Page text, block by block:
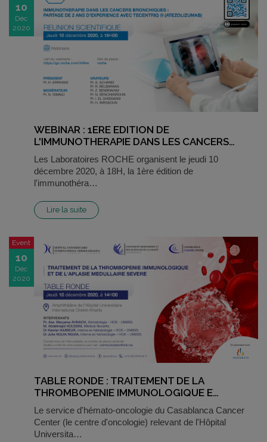
10
Déc
2020
WEBINAR : 1ERE EDITION DE
L'IMMUNOTHERAPIE DANS LES CANCERS…
Les Laboratoires ROCHE organisent le jeudi 10
décembre 2020, à 18H, la 1ère édition de
l'immunothéra…
Lire la suite
Event
10
Déc
2020
TABLE RONDE : TRAITEMENT DE LA
THROMBOPENIE IMMUNOLOGIQUE E…
Le service d'hémato-oncologie du Casablanca Cancer
Center (le centre d'oncologie) relevant de l'Hôpital
Universita…